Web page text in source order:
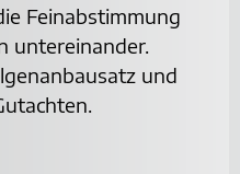
Feinabstimmung
untereinander.
und